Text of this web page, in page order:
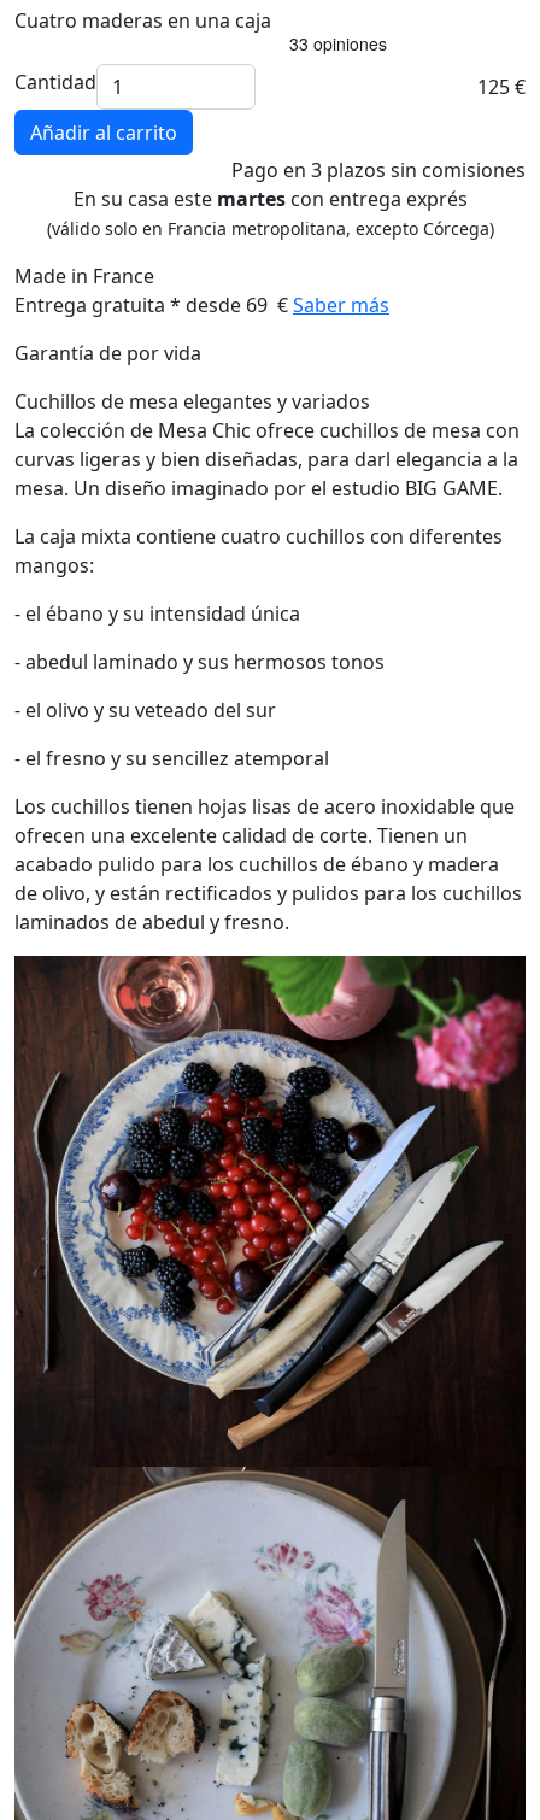
Cuatro maderas en una caja
Cantidad
125 €
Añadir al carrito
Pago en 3 plazos sin comisiones
En su casa este martescon entrega exprés
(válido solo en Francia metropolitana, excepto Córcega)
Made in France
Entrega gratuita * desde 69 €Saber más
Garantía de por vida
Cuchillos de mesa elegantes y variados
La colección de Mesa Chic ofrece cuchillos de mesa con
curvas ligeras y bien diseñadas, para darl elegancia a la
mesa. Un diseño imaginado por el estudio BIG GAME.
La caja mixta contiene cuatro cuchillos con diferentes
mangos:
- el ébano y su intensidad única
- abedul laminado y sus hermosos tonos
- el olivo y su veteado del sur
- el fresno y su sencillez atemporal
Los cuchillos tienen hojas lisas de acero inoxidable que
ofrecen una excelente calidad de corte. Tienen un
acabado pulido para los cuchillos de ébano y madera
de olivo, y están rectificados y pulidos para los cuchillos
laminados de abedul y fresno.